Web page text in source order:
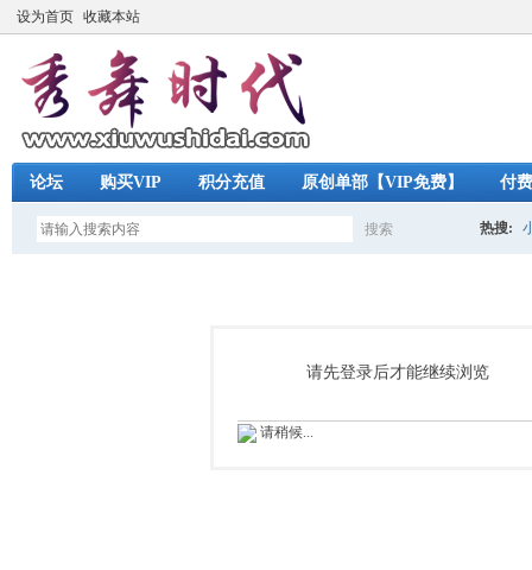
设为首页 收藏本站
论坛 购买VIP 积分充值 原创单部【VIP免费】 付
搜索
索
热搜:
请先登录后才能继续浏览
请稍候...